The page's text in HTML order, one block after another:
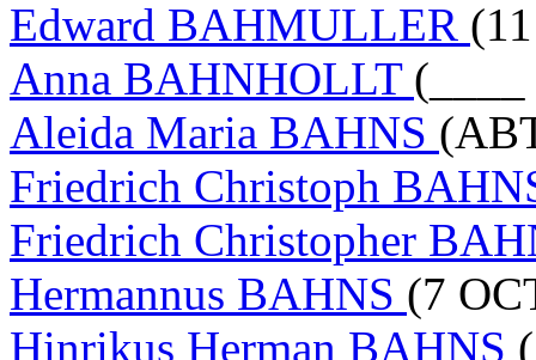
Edward BAHMULLER
Anna BAHNHOLLT
Aleida Maria BAHNS
Friedrich Christoph
Friedrich Christopher
Hermannus BAHNS (7
Hinrikus Herman BAHNS